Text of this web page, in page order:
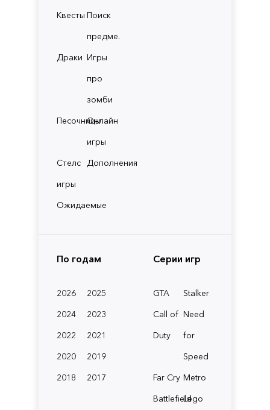
Квесты Поиск
предме.
Драки Игры
про
зомби
ПесочницыОнлайн
игры
Стелс
игры
Дополнения
Ожидаемые
По годам
2026
2025
2024
2023
2022
2021
2020
2019
2018
2017
Серии игр
GTA
Stalker
Call of
Duty
Need
for
Speed
Far Cry Metro
BattlefieldLego